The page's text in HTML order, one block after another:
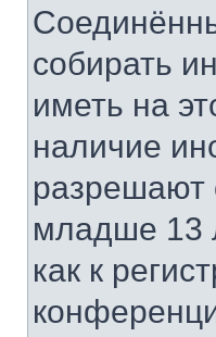
собирать
иметь на
наличие
разрешают
младше 13
как к